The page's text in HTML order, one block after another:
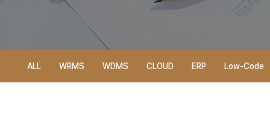
ALL WRMS WDMS CLOUD ERP Low-Code